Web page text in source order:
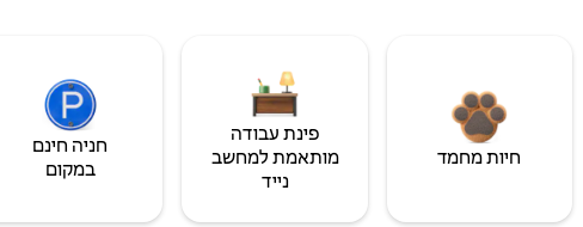
חיות מחמד
פינת עבודה
מותאמת למחשב
נייד
חניה חינם
במקום